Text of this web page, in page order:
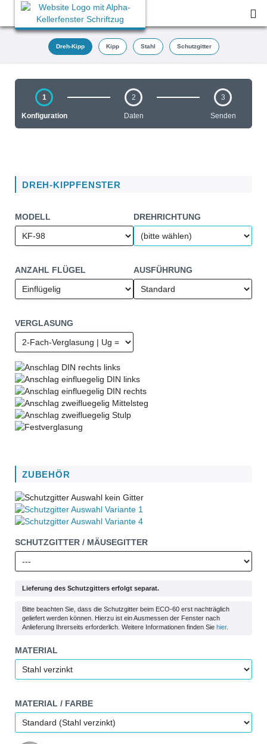
Dreh-Kipp Kipp Stahl Schutzgitter
1
Konfiguration
2
Daten
3
Senden
DREH-KIPPFENSTER
MODELL
ANZAHL FLÜGEL
VERGLASUNG
DREHRICHTUNG
AUSFÜHRUNG
ZUBEHÖR
SCHUTZGITTER / MÄUSEGITTER
Lieferung des Schutzgitters erfolgt separat.
Bitte beachten Sie, dass die Schutzgitter beim ECO-60 erst nachträglich
geliefert werden können. Hierzu ist ein Ausmessen der Fenster nach
Anlieferung Ihrerseits erforderlich. Weitere Informationen finden Sie hier.
MATERIAL
MATERIAL / FARBE